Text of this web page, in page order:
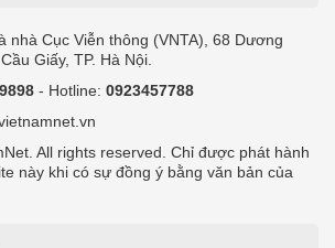
nhà Cục Viễn thông (VNTA), 68 Dương
Giấy, TP. Hà Nội.
- Hotline: 0923457788
All rights reserved. Chỉ được phát hành
này khi có sự đồng ý bằng văn bản của